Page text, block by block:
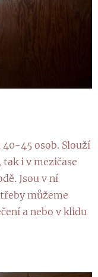
45 osob. Slouží
i v mezičase
Jsou v ní
můžeme
a nebo v klidu